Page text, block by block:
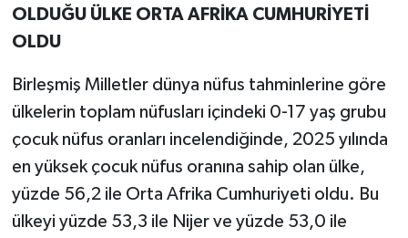
OLDUĞU ÜLKE ORTA AFRİKA CUMHURİYETİ
OLDU
Birleşmiş Milletler dünya nüfus tahminlerine göre
ülkelerin toplam nüfusları içindeki 0-17 yaş grubu
çocuk nüfus oranları incelendiğinde, 2025 yılında
en yüksek çocuk nüfus oranına sahip olan ülke,
yüzde 56,2 ile Orta Afrika Cumhuriyeti oldu. Bu
ülkeyi yüzde 53,3 ile Nijer ve yüzde 53,0 ile